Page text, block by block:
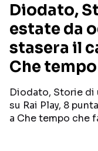
RECENSIONI
INTERVISTE
GOSSIP E
Diodato,
estate da
stasera il
Che
Diodato, Storie di
su Rai Play, 8
a Che tempo che